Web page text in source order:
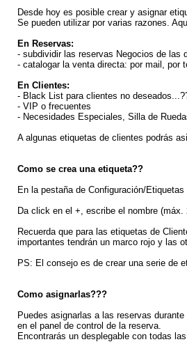
Desde hoy es posible crear y asignar
Se pueden utilizar por varias razones.
En Reservas:
- subdividir las reservas Negocios de las
- catalogar la venta directa: por mail, por
En Clientes:
- Black List para clientes no
- VIP o frecuentes
- Necesidades Especiales, Silla de
A algunas etiquetas de clientes podrás
Como se crea una etiqueta??
En la pestaña de Configuración/
Da click en el +, escribe el nombre
Recuerda que para las etiquetas de
importantes tendrán un marco rojo y las
PS: El consejo es de crear una serie de
Como asignarlas???
Puedes asignarlas a las reservas
en el panel de control de la reserva.
Encontrarás un desplegable con todas